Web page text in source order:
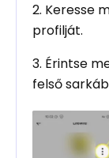
2. Keresse
profilját.
3. Érintse
felső